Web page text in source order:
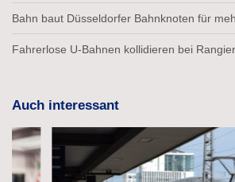
Bahn baut Düsseldorfer Bahnknoten für
Fahrerlose U-Bahnen kollidieren bei
Auch interessant